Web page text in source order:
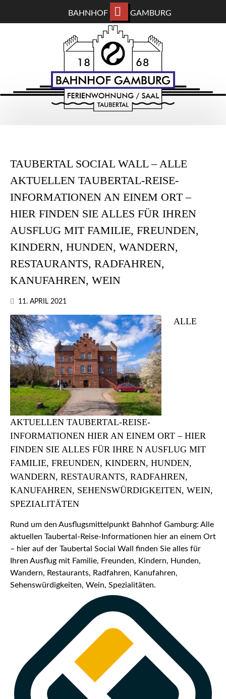
BAHNHOF GAMBURG
BAHNHOF GAMBURG
Ferienwohnung und Eventsaal im Taubertal
TAUBERTAL SOCIAL WALL – ALLE
AKTUELLEN TAUBERTAL-REISE-
INFORMATIONEN AN EINEM ORT –
HIER FINDEN SIE ALLES FÜR IHREN
AUSFLUG MIT FAMILIE, FREUNDEN,
KINDERN, HUNDEN, WANDERN,
RESTAURANTS, RADFAHREN,
KANUFAHREN, WEIN
11. APRIL 2021
ALLE
AKTUELLEN TAUBERTAL-REISE-
INFORMATIONEN HIER AN EINEM ORT – HIER
FINDEN SIE ALLES FÜR IHRE N AUSFLUG MIT
FAMILIE, FREUNDEN, KINDERN, HUNDEN,
WANDERN, RESTAURANTS, RADFAHREN,
KANUFAHREN, SEHENSWÜRDIGKEITEN, WEIN,
SPEZIALITÄTEN
Rund um den Ausflugsmittelpunkt Bahnhof Gamburg: Alle
aktuellen Taubertal-Reise-Informationen hier an einem Ort
– hier auf der Taubertal Social Wall finden Sie alles für
Ihren Ausflug mit Familie, Freunden, Kindern, Hunden,
Wandern, Restaurants, Radfahren, Kanufahren,
Sehenswürdigkeiten, Wein, Spezialitäten.